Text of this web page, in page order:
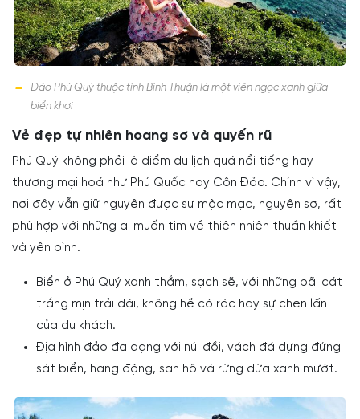
Đảo Phú Quý thuộc tỉnh Bình Thuận là một viên ngọc xanh giữa
biển khơi
Vẻ đẹp tự nhiên hoang sơ và quyến rũ
Phú Quý không phải là điểm du lịch quá nổi tiếng hay
thương mại hoá như Phú Quốc hay Côn Đảo. Chính vì vậy,
nơi đây vẫn giữ nguyên được sự mộc mạc, nguyên sơ, rất
phù hợp với những ai muốn tìm về thiên nhiên thuần khiết
và yên bình.
Biển ở Phú Quý xanh thẳm, sạch sẽ, với những bãi cát
trắng mịn trải dài, không hề có rác hay sự chen lấn
của du khách.
Địa hình đảo đa dạng với núi đồi, vách đá dựng đứng
sát biển, hang động, san hô và rừng dừa xanh mướt.